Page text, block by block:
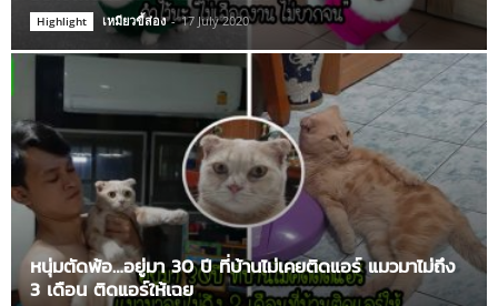
Highlight เหมียวขี้ส่อง - 17 July 2020
หนุ่มตัดพ้อ…อยู่มา 30 ปี ที่บ้านไม่เคยติดแอร์ แมวมาไม่ถึง
3 เดือน ติดแอร์ให้เฉย